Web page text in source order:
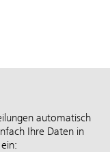
automatisch
Ihre Daten in